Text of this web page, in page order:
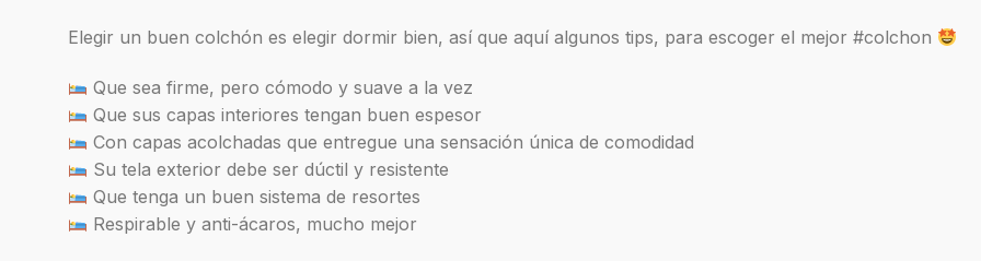
Elegir un buen colchón es elegir dormir bien, así que aquí algunos tips, para escoger el mejor #colchon
Que sea firme, pero cómodo y suave a la vez
Que sus capas interiores tengan buen espesor
Con capas acolchadas que entregue una sensación única de comodidad
Su tela exterior debe ser dúctil y resistente
Que tenga un buen sistema de resortes
Respirable y anti-ácaros, mucho mejor